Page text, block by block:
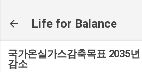
Life for Balance
국가온실가스감축목표 2035
감소